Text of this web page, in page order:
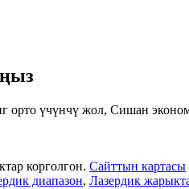
орто үчүнчү жол, Сишан
корголгон. Сайттын картасы
диапазон, Лазердик